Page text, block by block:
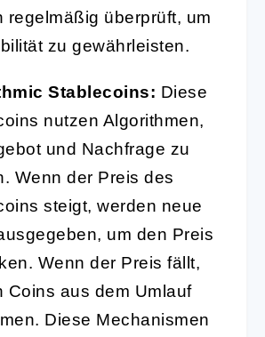
regelmäßig überprüft, um
zu gewährleisten.
Stablecoins: Diese
nutzen Algorithmen,
und Nachfrage zu
Wenn der Preis des
steigt, werden neue
um den Preis
Wenn der Preis fällt,
Coins aus dem Umlauf
Diese Mechanismen